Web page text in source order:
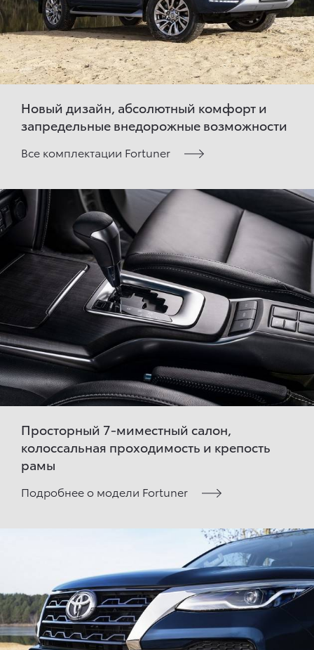
Новый дизайн, абсолютный комфорт и
запредельные внедорожные возможности
Все комплектации Fortuner
Просторный 7-миместный салон,
колоссальная проходимость и крепость
рамы
Подробнее о модели Fortuner